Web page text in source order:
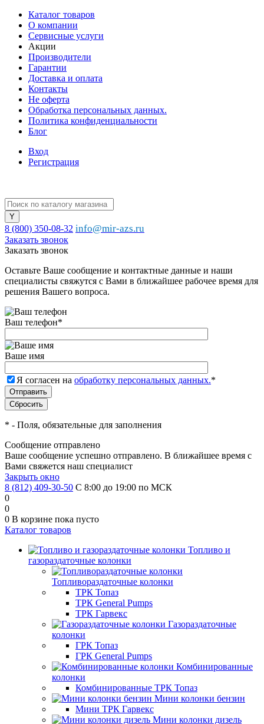
Каталог товаров
О компании
Сервисные услуги
Акции
Производители
Гарантии
Доставка и оплата
Контакты
Не оферта
Обработка персональных данных.
Политика конфиденциальности
Блог
Вход
Регистрация
8 (800) 350-08-32 info@mir-azs.ru
Заказать звонок
Заказать звонок
Оставьте Ваше сообщение и контактные данные и наши
специалисты свяжутся с Вами в ближайшее рабочее время для
решения Вашего вопроса.
Ваш телефон*
Ваше имя
Я согласен на обработку персональных данных.*
* - Поля, обязательные для заполнения
Сообщение отправлено
Ваше сообщение успешно отправлено. В ближайшее время с
Вами свяжется наш специалист
Закрыть окно
8 (812) 409-30-50 С 8:00 до 19:00 по МСК
0
0
0 В корзине пока пусто
Каталог товаров
Топливо и
газораздаточные колонки
Топливораздаточные колонки
ТРК Топаз
ТРК General Pumps
ТРК Гарвекс
Газораздаточные
колонки
ГРК Топаз
ГРК General Pumps
Комбинированные
колонки
Комбинированные ТРК Топаз
Мини колонки бензин
Мини ТРК Гарвекс
Мини колонки дизель